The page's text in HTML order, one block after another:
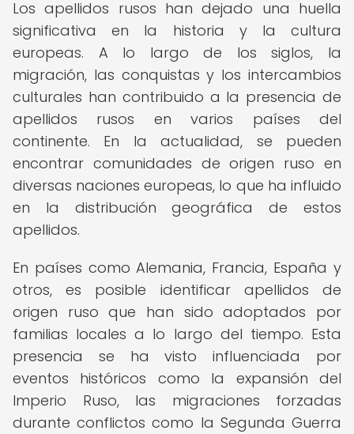
Los apellidos rusos han dejado una huella
significativa en la historia y la cultura
europeas. A lo largo de los siglos, la
migración, las conquistas y los intercambios
culturales han contribuido a la presencia de
apellidos rusos en varios países del
continente. En la actualidad, se pueden
encontrar comunidades de origen ruso en
diversas naciones europeas, lo que ha influido
en la distribución geográfica de estos
apellidos.
En países como Alemania, Francia, España y
otros, es posible identificar apellidos de
origen ruso que han sido adoptados por
familias locales a lo largo del tiempo. Esta
presencia se ha visto influenciada por
eventos históricos como la expansión del
Imperio Ruso, las migraciones forzadas
durante conflictos como la Segunda Guerra